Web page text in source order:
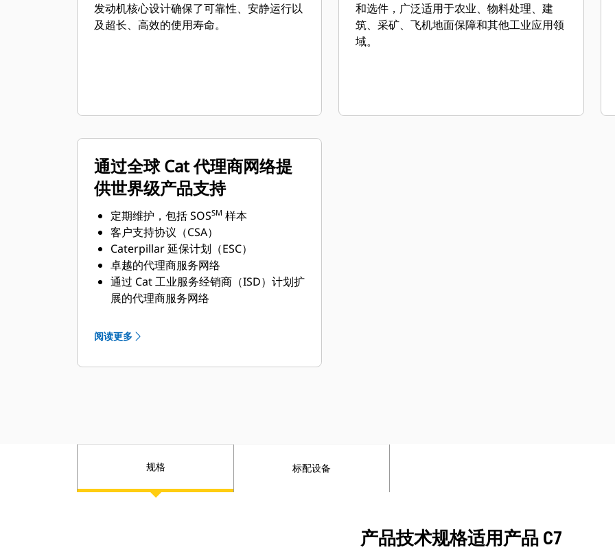
发动机核心设计确保了可靠性、安静运行以
及超长、高效的使用寿命。
和选件，广泛适用于农业、物料处理、建
筑、采矿、飞机地面保障和其他工业应用领
域。
通过全球 Cat 代理商网络提
供世界级产品支持
定期维护，包括 SOSSM 样本
客户支持协议（CSA）
Caterpillar 延保计划（ESC）
卓越的代理商服务网络
通过 Cat 工业服务经销商（ISD）计划扩
展的代理商服务网络
阅读更多
规格 标配设备
产品技术规格适用产品 C7